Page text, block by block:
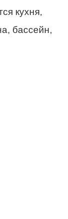
кухня,
бассейн,